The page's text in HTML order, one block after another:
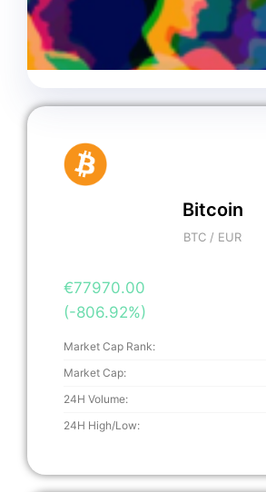
Bitcoin
BTC / EUR
€77970.00
(-806.92%)
Market Cap Rank:
Market Cap:
24H Volume:
24H High/Low: